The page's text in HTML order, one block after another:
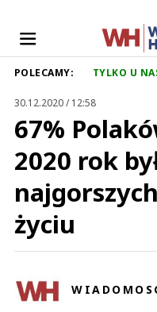
POLECAMY: TYLKO U
30.12.2020 / 12:58
67%
2020 rok
życiu